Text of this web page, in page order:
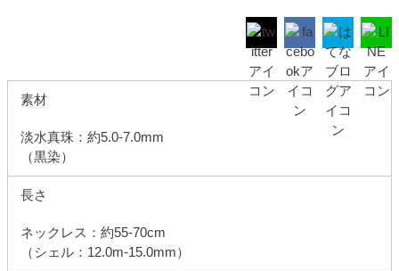
素材
淡水真珠：約5.0-7.0mm
（黒染）
長さ
ネックレス：約55-70cm
（シェル：12.0m-15.0mm）